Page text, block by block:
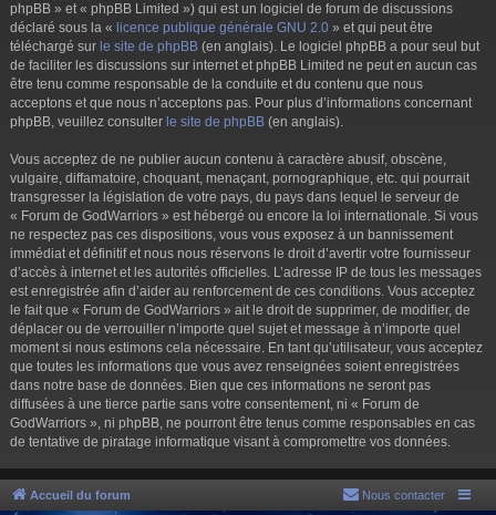
phpBB » et « phpBB Limited ») qui est un logiciel de forum de discussions
déclaré sous la « licence publique générale GNU 2.0 » et qui peut être
téléchargé sur le site de phpBB (en anglais). Le logiciel phpBB a pour seul but
de faciliter les discussions sur internet et phpBB Limited ne peut en aucun cas
être tenu comme responsable de la conduite et du contenu que nous
acceptons et que nous n’acceptons pas. Pour plus d’informations concernant
phpBB, veuillez consulter le site de phpBB (en anglais).
Vous acceptez de ne publier aucun contenu à caractère abusif, obscène,
vulgaire, diffamatoire, choquant, menaçant, pornographique, etc. qui pourrait
transgresser la législation de votre pays, du pays dans lequel le serveur de
« Forum de GodWarriors » est hébergé ou encore la loi internationale. Si vous
ne respectez pas ces dispositions, vous vous exposez à un bannissement
immédiat et définitif et nous nous réservons le droit d’avertir votre fournisseur
d’accès à internet et les autorités officielles. L’adresse IP de tous les messages
est enregistrée afin d’aider au renforcement de ces conditions. Vous acceptez
le fait que « Forum de GodWarriors » ait le droit de supprimer, de modifier, de
déplacer ou de verrouiller n’importe quel sujet et message à n’importe quel
moment si nous estimons cela nécessaire. En tant qu’utilisateur, vous acceptez
que toutes les informations que vous avez renseignées soient enregistrées
dans notre base de données. Bien que ces informations ne seront pas
diffusées à une tierce partie sans votre consentement, ni « Forum de
GodWarriors », ni phpBB, ne pourront être tenus comme responsables en cas
de tentative de piratage informatique visant à compromettre vos données.
Accueil du forum Nous contacter